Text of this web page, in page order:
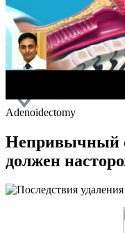
КОНТАКТЫ
НИЖНИЙ
НОВГОРОД
Adenoidectomy
Непривычный
должен